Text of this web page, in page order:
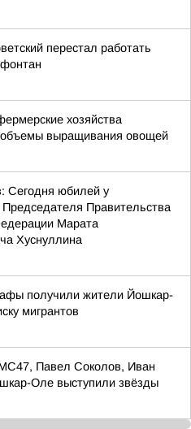
перестал работать
хозяйства
выращивания овощей
Сегодня юбилей у
Правительства
Марата
Хуснуллина
получили жители Йошкар-
мигрантов
Павел Соколов, Иван
Оле выступили звёзды